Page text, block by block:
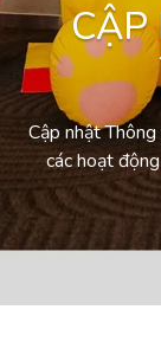
CẬP
Cập nhật
các hoạt